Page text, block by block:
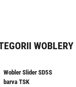
WOBLERY
Wobler Slider SD5S
barva TSK